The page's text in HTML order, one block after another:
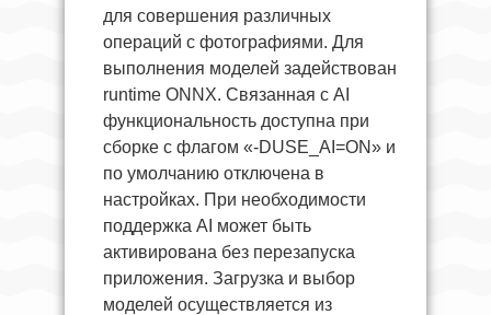
для совершения различных
операций с фотографиями. Для
выполнения моделей задействован
runtime ONNX. Связанная с AI
функциональность доступна при
сборке с флагом «-DUSE_AI=ON» и
по умолчанию отключена в
настройках. При необходимости
поддержка AI может быть
активирована без перезапуска
приложения. Загрузка и выбор
моделей осуществляется из